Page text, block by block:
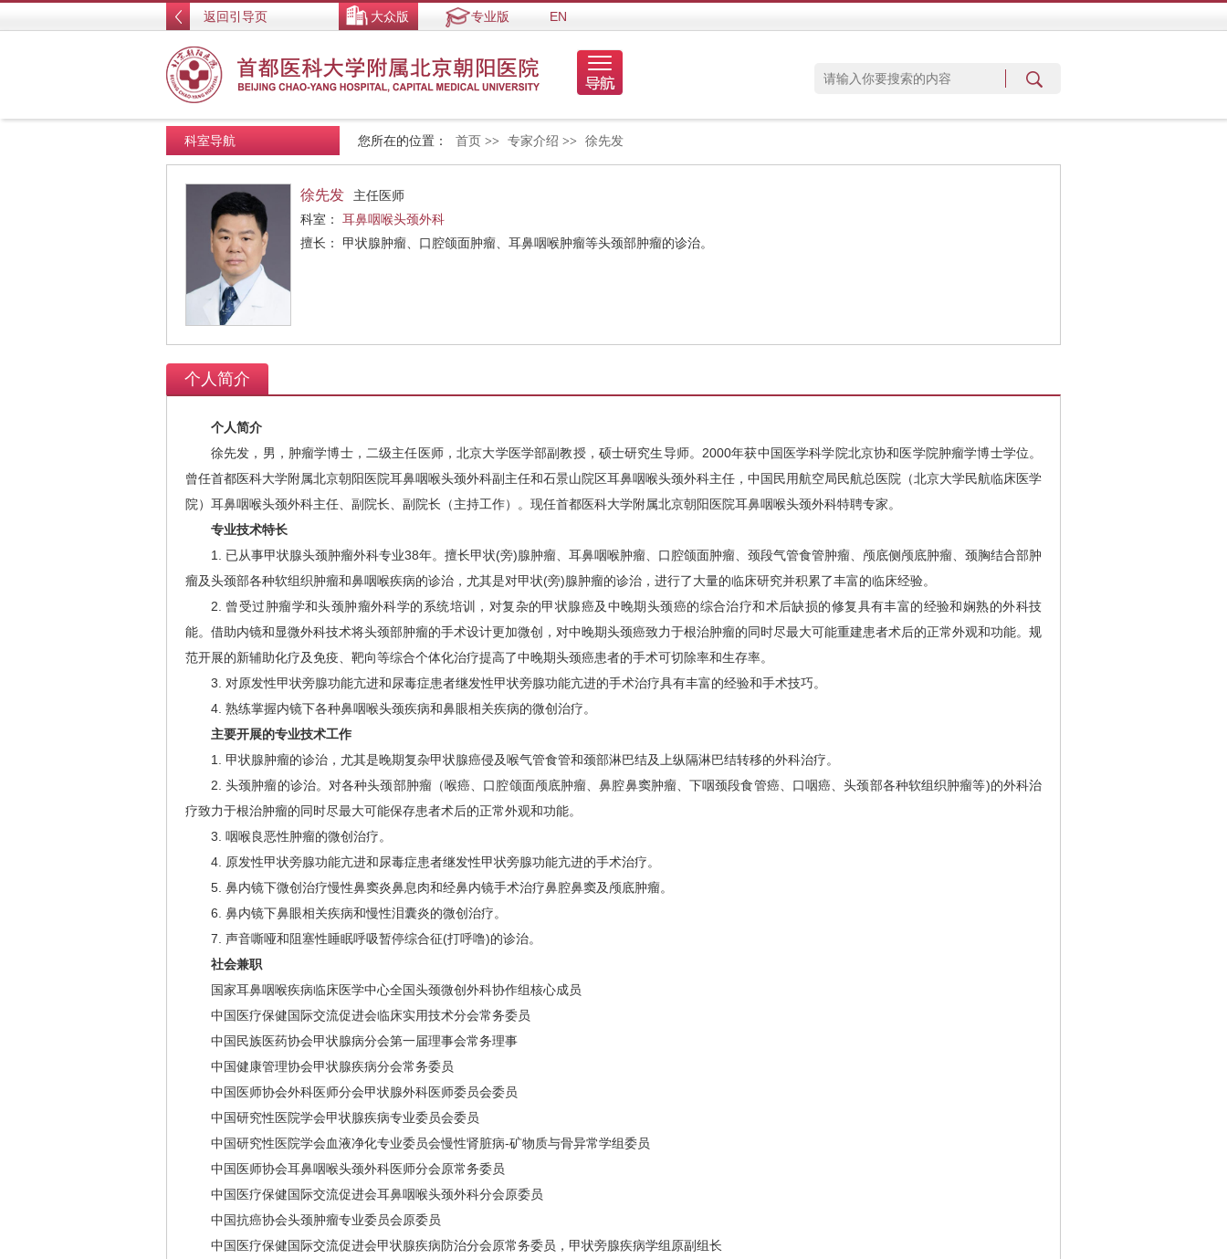
返回引导页 大众版 专业版 EN
您所在的位置： 首页 >> 专家介绍 >> 徐先发
科室导航
徐先发
主任医师
科室： 耳鼻咽喉头颈外科
擅长： 甲状腺肿瘤、口腔颌面肿瘤、耳鼻咽喉肿瘤等头颈部肿瘤的诊治。
个人简介
个人简介
徐先发，男，肿瘤学博士，二级主任医师，北京大学医学部副教授，硕士研究生导师。2000年获中国医学科学院北京协和医学院肿瘤学博士学位。
曾任首都医科大学附属北京朝阳医院耳鼻咽喉头颈外科副主任和石景山院区耳鼻咽喉头颈外科主任，中国民用航空局民航总医院（北京大学民航临床医学
院）耳鼻咽喉头颈外科主任、副院长、副院长（主持工作）。现任首都医科大学附属北京朝阳医院耳鼻咽喉头颈外科特聘专家。
专业技术特长
1. 已从事甲状腺头颈肿瘤外科专业38年。擅长甲状(旁)腺肿瘤、耳鼻咽喉肿瘤、口腔颌面肿瘤、颈段气管食管肿瘤、颅底侧颅底肿瘤、颈胸结合部肿
瘤及头颈部各种软组织肿瘤和鼻咽喉疾病的诊治，尤其是对甲状(旁)腺肿瘤的诊治，进行了大量的临床研究并积累了丰富的临床经验。
2. 曾受过肿瘤学和头颈肿瘤外科学的系统培训，对复杂的甲状腺癌及中晚期头颈癌的综合治疗和术后缺损的修复具有丰富的经验和娴熟的外科技
能。借助内镜和显微外科技术将头颈部肿瘤的手术设计更加微创，对中晚期头颈癌致力于根治肿瘤的同时尽最大可能重建患者术后的正常外观和功能。规
范开展的新辅助化疗及免疫、靶向等综合个体化治疗提高了中晚期头颈癌患者的手术可切除率和生存率。
3. 对原发性甲状旁腺功能亢进和尿毒症患者继发性甲状旁腺功能亢进的手术治疗具有丰富的经验和手术技巧。
4. 熟练掌握内镜下各种鼻咽喉头颈疾病和鼻眼相关疾病的微创治疗。
主要开展的专业技术工作
1. 甲状腺肿瘤的诊治，尤其是晚期复杂甲状腺癌侵及喉气管食管和颈部淋巴结及上纵隔淋巴结转移的外科治疗。
2. 头颈肿瘤的诊治。对各种头颈部肿瘤（喉癌、口腔颌面颅底肿瘤、鼻腔鼻窦肿瘤、下咽颈段食管癌、口咽癌、头颈部各种软组织肿瘤等)的外科治
疗致力于根治肿瘤的同时尽最大可能保存患者术后的正常外观和功能。
3. 咽喉良恶性肿瘤的微创治疗。
4. 原发性甲状旁腺功能亢进和尿毒症患者继发性甲状旁腺功能亢进的手术治疗。
5. 鼻内镜下微创治疗慢性鼻窦炎鼻息肉和经鼻内镜手术治疗鼻腔鼻窦及颅底肿瘤。
6. 鼻内镜下鼻眼相关疾病和慢性泪囊炎的微创治疗。
7. 声音嘶哑和阻塞性睡眠呼吸暂停综合征(打呼噜)的诊治。
社会兼职
国家耳鼻咽喉疾病临床医学中心全国头颈微创外科协作组核心成员
中国医疗保健国际交流促进会临床实用技术分会常务委员
中国民族医药协会甲状腺病分会第一届理事会常务理事
中国健康管理协会甲状腺疾病分会常务委员
中国医师协会外科医师分会甲状腺外科医师委员会委员
中国研究性医院学会甲状腺疾病专业委员会委员
中国研究性医院学会血液净化专业委员会慢性肾脏病-矿物质与骨异常学组委员
中国医师协会耳鼻咽喉头颈外科医师分会原常务委员
中国医疗保健国际交流促进会耳鼻咽喉头颈外科分会原委员
中国抗癌协会头颈肿瘤专业委员会原委员
中国医疗保健国际交流促进会甲状腺疾病防治分会原常务委员，甲状旁腺疾病学组原副组长